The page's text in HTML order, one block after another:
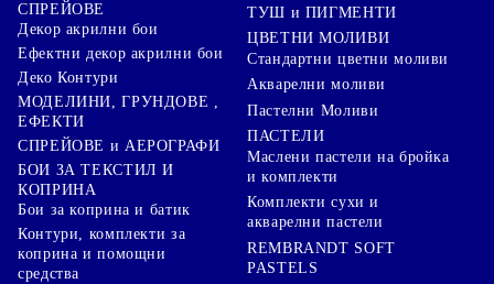
СПРЕЙОВЕ
Декор акрилни бои
Ефектни декор акрилни бои
Деко Контури
МОДЕЛИНИ, ГРУНДОВЕ ,
ЕФЕКТИ
СПРЕЙОВЕ и АЕРОГРАФИ
БОИ ЗА ТЕКСТИЛ И
КОПРИНА
Бои за коприна и батик
Контури, комплекти за
коприна и помощни
средства
ТУШ и ПИГМЕНТИ
ЦВЕТНИ МОЛИВИ
Стандартни цветни моливи
Акварелни моливи
Пастелни Моливи
ПАСТЕЛИ
Маслени пастели на бройка
и комплекти
Комплекти сухи и
акварелни пастели
REMBRANDT SOFT
PASTELS